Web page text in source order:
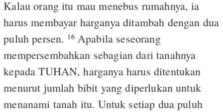
Kalau orang itu mau menebus rumahnya, ia
harus membayar harganya ditambah dengan dua
puluh persen. 16Apabila seseorang
mempersembahkan sebagian dari tanahnya
kepada TUHAN, harganya harus ditentukan
menurut jumlah bibit yang diperlukan untuk
menanami tanah itu. Untuk setiap dua puluh